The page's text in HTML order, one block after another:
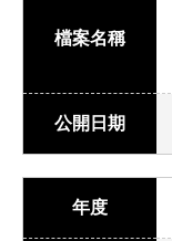
檔案名稱
公開日期
年度